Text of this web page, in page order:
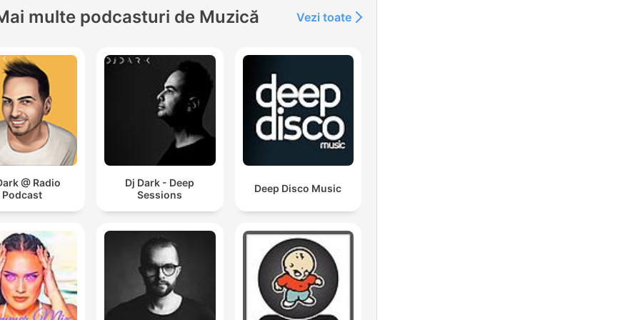
multe podcasturi de Muzică Vezi toate
@ Radio
Podcast
Dj Dark - Deep
Sessions
Deep Disco Music